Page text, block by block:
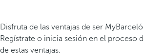
Disfruta de las ventajas de ser MyBarceló
Regístrate o inicia sesión en el proceso
de estas ventajas.